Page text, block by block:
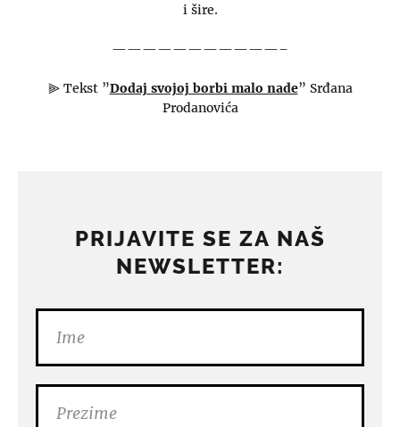
i šire.
———————————–
⫸ Tekst ”Dodaj svojoj borbi malo nade” Srđana
Prodanovića
PRIJAVITE SE ZA NAŠ
NEWSLETTER: